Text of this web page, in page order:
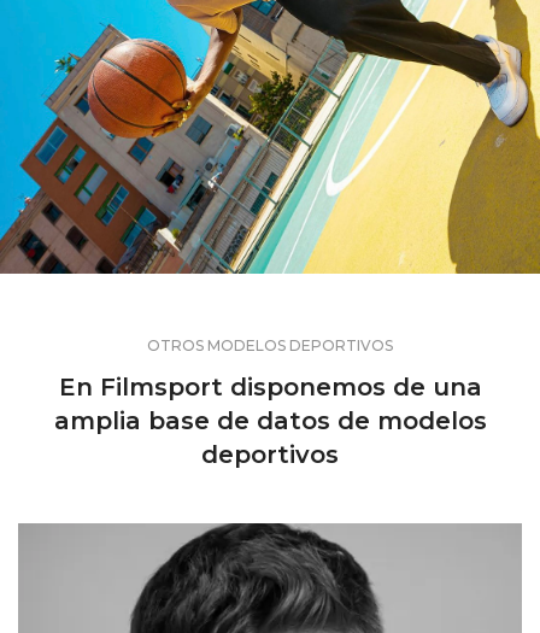
OTROS MODELOS DEPORTIVOS
En Filmsport disponemos de una
amplia base de datos de modelos
deportivos